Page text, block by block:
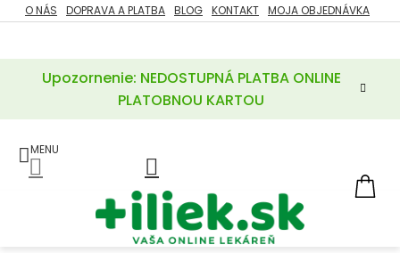
Prejsť
na
Upozornenie: NEDOSTUPNÁ PLATBA ONLINE
PLATOBNOU KARTOU
O NÁS DOPRAVA A PLATBA BLOG KONTAKT MOJA OBJEDNÁVKA
ZĽAVY
POTREBY
A
LIEKY